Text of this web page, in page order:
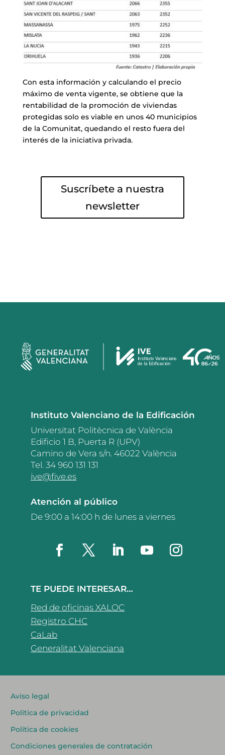
Con esta información y calculando el precio
máximo de venta vigente, se obtiene que la
rentabilidad de la promoción de viviendas
protegidas solo es viable en unos 40 municipios
de la Comunitat, quedando el resto fuera del
interés de la iniciativa privada.
Suscríbete a nuestra
newsletter
Instituto Valenciano de la Edificación
Universitat Politècnica de València
Edificio 1 B, Puerta R (UPV)
Camino de Vera s/n. 46022 València
Tel. 34 960 131 131
ive@five.es
Atención al público
De 9:00 a 14:00 h de lunes a viernes
TE PUEDE INTERESAR…
Red de oficinas XALOC
Registro CHC
CaLab
Generalitat Valenciana
Aviso legal
Política de privacidad
Política de cookies
Condiciones generales de contratación